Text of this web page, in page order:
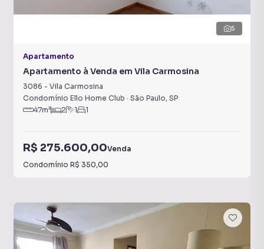
5
Apartamento
Apartamento à Venda em Vila Carmosina
3086 - Vila Carmosina
Condomínio Ello Home Club · São Paulo, SP
47m² 2 1 1
R$ 275.600,00Venda
Condomínio R$ 350,00